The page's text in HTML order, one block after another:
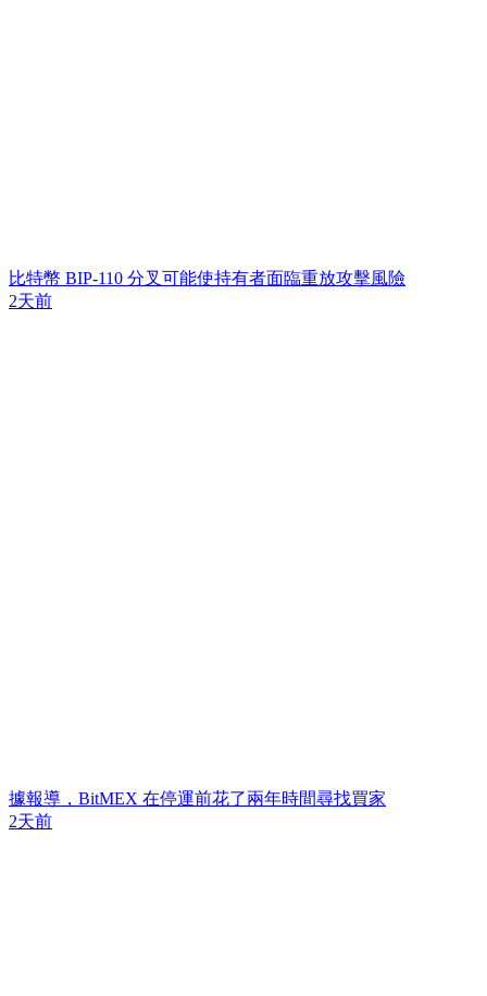
比特幣 BIP-110 分叉可能使持有者面臨重放攻擊風險
2天前
據報導，BitMEX 在停運前花了兩年時間尋找買家
2天前